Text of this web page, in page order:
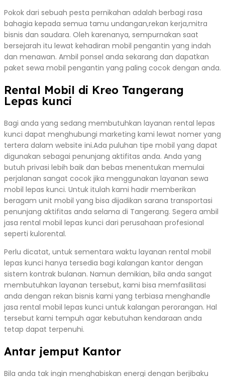
Pokok dari sebuah pesta pernikahan adalah berbagi rasa
bahagia kepada semua tamu undangan,rekan kerja,mitra
bisnis dan saudara. Oleh karenanya, sempurnakan saat
bersejarah itu lewat kehadiran mobil pengantin yang indah
dan menawan. Ambil ponsel anda sekarang dan dapatkan
paket sewa mobil pengantin yang paling cocok dengan anda.
Rental Mobil di Kreo Tangerang
Lepas kunci
Bagi anda yang sedang membutuhkan layanan rental lepas
kunci dapat menghubungi marketing kami lewat nomer yang
tertera dalam website ini.Ada puluhan tipe mobil yang dapat
digunakan sebagai penunjang aktifitas anda. Anda yang
butuh privasi lebih baik dan bebas menentukan memulai
perjalanan sangat cocok jika menggunakan layanan sewa
mobil lepas kunci. Untuk itulah kami hadir memberikan
beragam unit mobil yang bisa dijadikan sarana transportasi
penunjang aktifitas anda selama di Tangerang. Segera ambil
jasa rental mobil lepas kunci dari perusahaan profesional
seperti kulorental.
Perlu dicatat, untuk sementara waktu layanan rental mobil
lepas kunci hanya tersedia bagi kalangan kantor dengan
sistem kontrak bulanan. Namun demikian, bila anda sangat
membutuhkan layanan tersebut, kami bisa memfasilitasi
anda dengan rekan bisnis kami yang terbiasa menghandle
jasa rental mobil lepas kunci untuk kalangan perorangan. Hal
tersebut kami tempuh agar kebutuhan kendaraan anda
tetap dapat terpenuhi.
Antar jemput Kantor
Bila anda tak ingin menghabiskan energi dengan berjibaku